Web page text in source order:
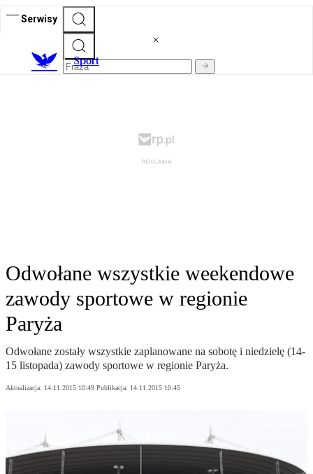
Serwisy
Sport
Odwołane wszystkie weekendowe
zawody sportowe w regionie
Paryża
Odwołane zostały wszystkie zaplanowane na sobotę i niedzielę (14-
15 listopada) zawody sportowe w regionie Paryża.
Aktualizacja: 14.11.2015 10:49 Publikacja: 14.11.2015 10:45